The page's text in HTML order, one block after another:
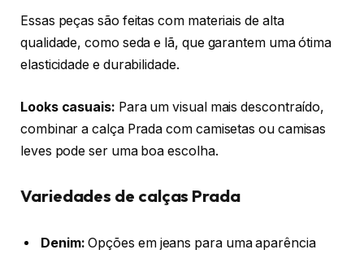
Essas peças são feitas com materiais de alta
qualidade, como seda e lã, que garantem uma ótima
elasticidade e durabilidade.
Looks casuais: Para um visual mais descontraído,
combinar a calça Prada com camisetas ou camisas
leves pode ser uma boa escolha.
Variedades de calças Prada
Denim: Opções em jeans para uma aparência